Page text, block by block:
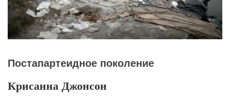
Постапартеидное поколение
Крисанна Джонсон